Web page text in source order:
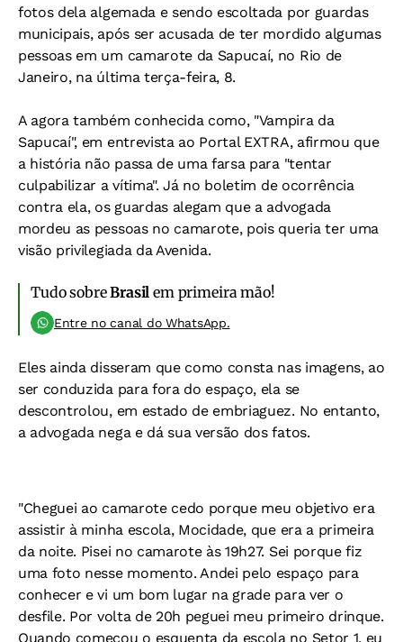
fotos dela algemada e sendo escoltada por guardas
municipais, após ser acusada de ter mordido algumas
pessoas em um camarote da Sapucaí, no Rio de
Janeiro, na última terça-feira, 8.
A agora também conhecida como, "Vampira da
Sapucaí", em entrevista ao Portal EXTRA, afirmou que
a história não passa de uma farsa para "tentar
culpabilizar a vítima". Já no boletim de ocorrência
contra ela, os guardas alegam que a advogada
mordeu as pessoas no camarote, pois queria ter uma
visão privilegiada da Avenida.
Tudo sobreBrasil em primeira mão!
Entre no canal do WhatsApp.
Eles ainda disseram que como consta nas imagens, ao
ser conduzida para fora do espaço, ela se
descontrolou, em estado de embriaguez. No entanto,
a advogada nega e dá sua versão dos fatos.
"Cheguei ao camarote cedo porque meu objetivo era
assistir à minha escola, Mocidade, que era a primeira
da noite. Pisei no camarote às 19h27. Sei porque fiz
uma foto nesse momento. Andei pelo espaço para
conhecer e vi um bom lugar na grade para ver o
desfile. Por volta de 20h peguei meu primeiro drinque.
Quando começou o esquenta da escola no Setor 1, eu